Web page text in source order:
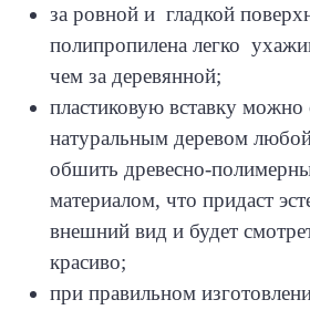
за ровной и гладкой
полипропилена легко
чем за деревянной;
пластиковую вставку можно
натуральным деревом
обшить древесно-
материалом, что придаст
внешний вид и будет
красиво;
при правильном